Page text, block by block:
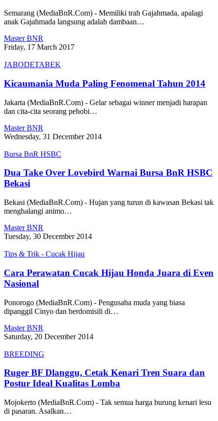
Semarang (MediaBnR.Com) - Memiliki trah Gajahmada, apalagi
anak Gajahmada langsung adalah dambaan…
Master BNR
Friday, 17 March 2017
JABODETABEK
Kicaumania Muda Paling Fenomenal Tahun 2014
Jakarta (MediaBnR.Com) - Gelar sebagai winner menjadi harapan
dan cita-cita seorang pehobi…
Master BNR
Wednesday, 31 December 2014
Bursa BnR HSBC
Dua Take Over Lovebird Warnai Bursa BnR HSBC
Bekasi
Bekasi (MediaBnR.Com) - Hujan yang turun di kawasan Bekasi tak
menghalangi animo…
Master BNR
Tuesday, 30 December 2014
Tips & Trik - Cucak Hijau
Cara Perawatan Cucak Hijau Honda Juara di Even
Nasional
Ponorogo (MediaBnR.Com) - Pengusaha muda yang biasa
dipanggil Cinyo dan berdomisili di…
Master BNR
Saturday, 20 December 2014
BREEDING
Ruger BF Dlanggu, Cetak Kenari Tren Suara dan
Postur Ideal Kualitas Lomba
Mojokerto (MediaBnR.Com) - Tak semua harga burung kenari lesu
di pasaran. Asalkan…